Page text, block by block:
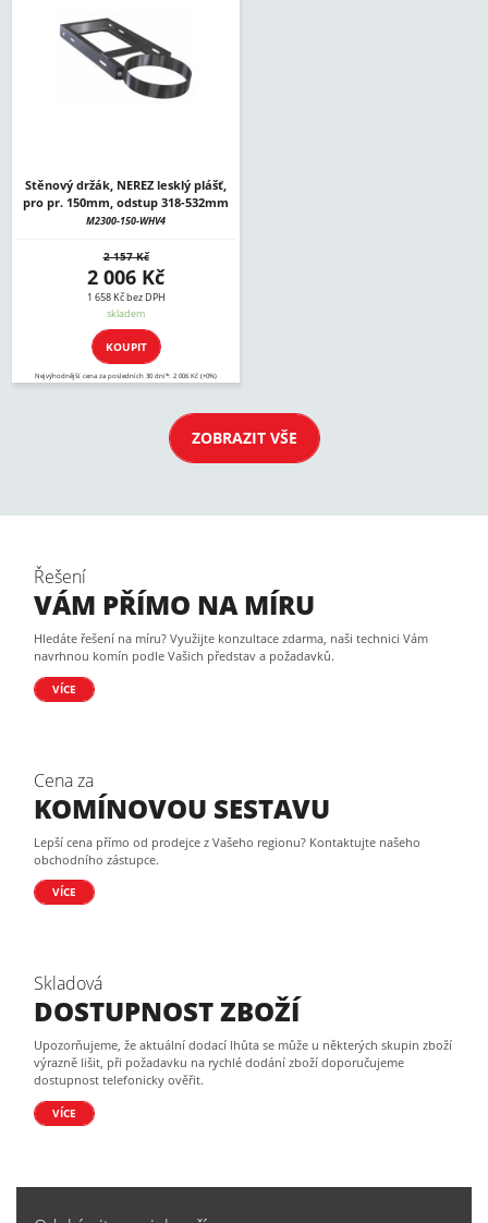
Stěnový držák, NEREZ lesklý plášť,
pro pr. 150mm, odstup 318-532mm
M2300-150-WHV4
2 157 Kč
2 006 Kč
1 658 Kč bez DPH
skladem
KOUPIT
Nejvýhodnější cena za posledních 30 dní*: 2 006 Kč (+0%)
ZOBRAZIT VŠE
Řešení
VÁM PŘÍMO NA MÍRU
Hledáte řešení na míru? Využijte konzultace zdarma, naši technici Vám
navrhnou komín podle Vašich představ a požadavků.
VÍCE
Cena za
KOMÍNOVOU SESTAVU
Lepší cena přímo od prodejce z Vašeho regionu? Kontaktujte našeho
obchodního zástupce.
VÍCE
Skladová
DOSTUPNOST ZBOŽÍ
Upozorňujeme, že aktuální dodací lhůta se může u některých skupin zboží
výrazně lišit, při požadavku na rychlé dodání zboží doporučujeme
dostupnost telefonicky ověřit.
VÍCE